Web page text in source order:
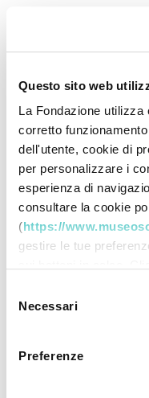
Questo sito web
La Fondazione
corretto
dell'utente, cookie di
per personalizzare i
esperienza di
consultare la cookie
(https://
gestire le tue
su "Accetta
utilizzando solo i
altri. Selezionando
utilizzando solo i
delNecessari
Preferenze